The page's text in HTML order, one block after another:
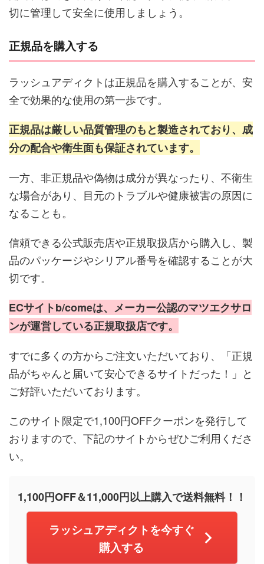
切に管理して安全に使用しましょう。
正規品を購入する
ラッシュアディクトは正規品を購入することが、安
全で効果的な使用の第一歩です。
正規品は厳しい品質管理のもと製造されており、成
分の配合や衛生面も保証されています。
一方、非正規品や偽物は成分が異なったり、不衛生
な場合があり、目元のトラブルや健康被害の原因に
なることも。
信頼できる公式販売店や正規取扱店から購入し、製
品のパッケージやシリアル番号を確認することが大
切です。
ECサイトb/comeは、メーカー公認のマツエクサロ
ンが運営している正規取扱店です。
すでに多くの方からご注文いただいており、「正規
品がちゃんと届いて安心できるサイトだった！」と
ご好評いただいております。
このサイト限定で1,100円OFFクーポンを発行して
おりますので、下記のサイトからぜひご利用くださ
い。
1,100円OFF＆11,000円以上購入で送料無料！！
ラッシュアディクトを今すぐ
購入する